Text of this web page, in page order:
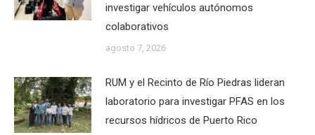
investigar vehículos autónomos
colaborativos
agosto 7, 2026
RUM y el Recinto de Río Piedras lideran
laboratorio para investigar PFAS en los
recursos hídricos de Puerto Rico